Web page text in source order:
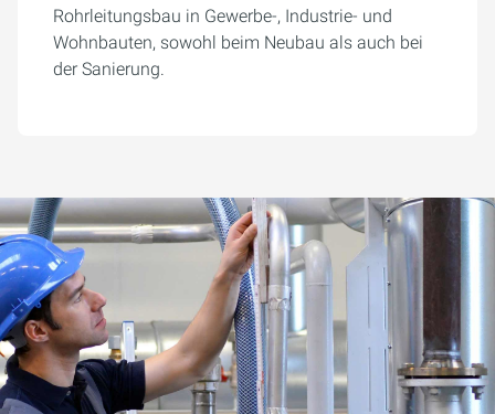
Rohrleitungsbau in Gewerbe-, Industrie- und
Wohnbauten, sowohl beim Neubau als auch bei
der Sanierung.